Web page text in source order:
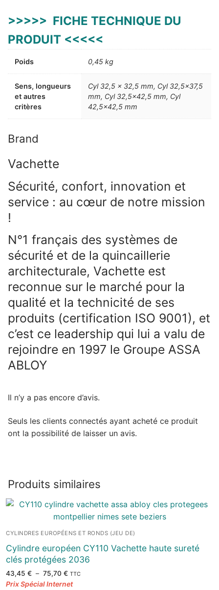
>>>>> FICHE TECHNIQUE DU
PRODUIT <<<<<
Poids 0,45 kg
Sens, longueurs
et autres
critères
Cyl 32,5 x 32,5 mm, Cyl 32,5×37,5
mm, Cyl 32,5×42,5 mm, Cyl
42,5×42,5 mm
Brand
Vachette
Sécurité, confort, innovation et
service : au cœur de notre mission
!
N°1 français des systèmes de
sécurité et de la quincaillerie
architecturale, Vachette est
reconnue sur le marché pour la
qualité et la technicité de ses
produits (certification ISO 9001), et
c’est ce leadership qui lui a valu de
rejoindre en 1997 le Groupe ASSA
ABLOY
Il n’y a pas encore d’avis.
Seuls les clients connectés ayant acheté ce produit
ont la possibilité de laisser un avis.
Produits similaires
CYLINDRES EUROPÉENS ET RONDS (JEU DE)
Cylindre européen CY110 Vachette haute sureté
clés protégées 2036
43,45 € – 75,70 €Plage
prix :
TTC